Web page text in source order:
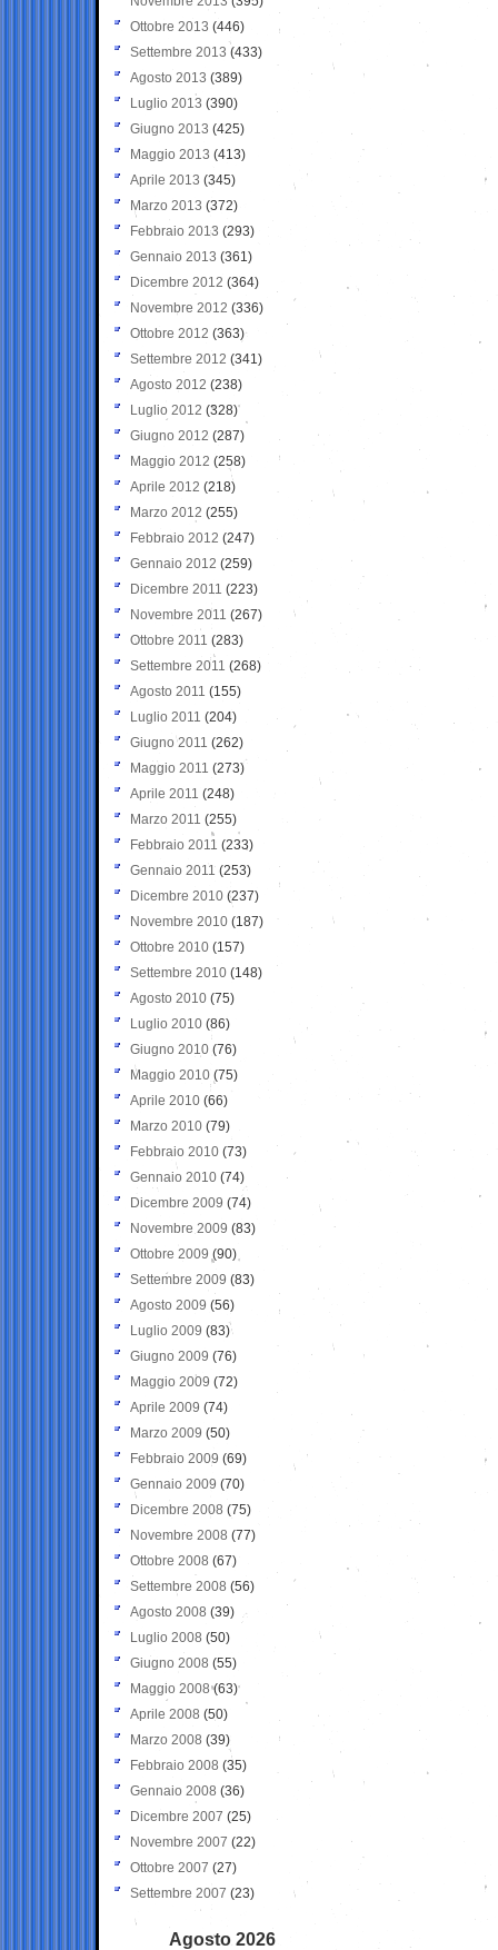
Ottobre 2013 (446)
Settembre 2013 (433)
Agosto 2013 (389)
Luglio 2013 (390)
Giugno 2013 (425)
Maggio 2013 (413)
Aprile 2013 (345)
Marzo 2013 (372)
Febbraio 2013 (293)
Gennaio 2013 (361)
Dicembre 2012 (364)
Novembre 2012 (336)
Ottobre 2012 (363)
Settembre 2012 (341)
Agosto 2012 (238)
Luglio 2012 (328)
Giugno 2012 (287)
Maggio 2012 (258)
Aprile 2012 (218)
Marzo 2012 (255)
Febbraio 2012 (247)
Gennaio 2012 (259)
Dicembre 2011 (223)
Novembre 2011 (267)
Ottobre 2011 (283)
Settembre 2011 (268)
Agosto 2011 (155)
Luglio 2011 (204)
Giugno 2011 (262)
Maggio 2011 (273)
Aprile 2011 (248)
Marzo 2011 (255)
Febbraio 2011 (233)
Gennaio 2011 (253)
Dicembre 2010 (237)
Novembre 2010 (187)
Ottobre 2010 (157)
Settembre 2010 (148)
Agosto 2010 (75)
Luglio 2010 (86)
Giugno 2010 (76)
Maggio 2010 (75)
Aprile 2010 (66)
Marzo 2010 (79)
Febbraio 2010 (73)
Gennaio 2010 (74)
Dicembre 2009 (74)
Novembre 2009 (83)
Ottobre 2009 (90)
Settembre 2009 (83)
Agosto 2009 (56)
Luglio 2009 (83)
Giugno 2009 (76)
Maggio 2009 (72)
Aprile 2009 (74)
Marzo 2009 (50)
Febbraio 2009 (69)
Gennaio 2009 (70)
Dicembre 2008 (75)
Novembre 2008 (77)
Ottobre 2008 (67)
Settembre 2008 (56)
Agosto 2008 (39)
Luglio 2008 (50)
Giugno 2008 (55)
Maggio 2008(63)
Aprile 2008 (50)
Marzo 2008 (39)
Febbraio 2008 (35)
Gennaio 2008 (36)
Dicembre 2007 (25)
Novembre 2007 (22)
Ottobre 2007 (27)
Settembre 2007 (23)
Agosto 2026